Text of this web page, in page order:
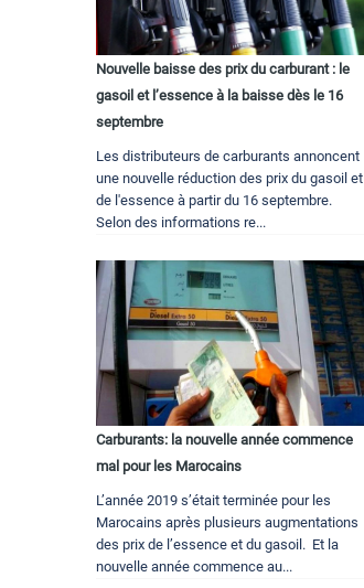
Nouvelle baisse des prix du carburant : le
gasoil et l’essence à la baisse dès le 16
septembre
Les distributeurs de carburants annoncent
une nouvelle réduction des prix du gasoil et
de l'essence à partir du 16 septembre.
Selon des informations re...
Carburants: la nouvelle année commence
mal pour les Marocains
L’année 2019 s’était terminée pour les
Marocains après plusieurs augmentations
des prix de l’essence et du gasoil. Et la
nouvelle année commence au...